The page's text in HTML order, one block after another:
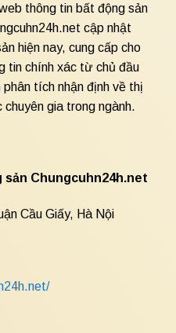
thông tin bất động sản
cập nhật
hiện nay, cung cấp cho
tin chính xác từ chủ đầu
tích nhận định về thị
gia trong ngành.
Chungcuhn24h.net
Cầu Giấy, Hà Nội